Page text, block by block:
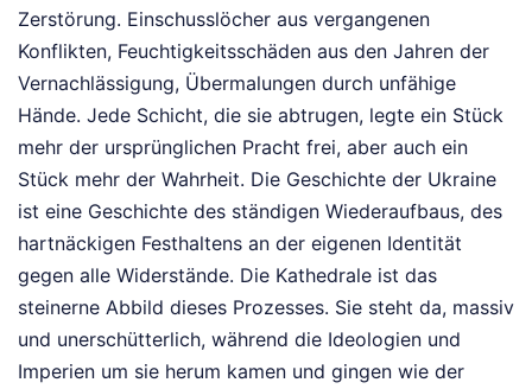
Zerstörung. Einschusslöcher aus vergangenen
Konflikten, Feuchtigkeitsschäden aus den Jahren der
Vernachlässigung, Übermalungen durch unfähige
Hände. Jede Schicht, die sie abtrugen, legte ein Stück
mehr der ursprünglichen Pracht frei, aber auch ein
Stück mehr der Wahrheit. Die Geschichte der Ukraine
ist eine Geschichte des ständigen Wiederaufbaus, des
hartnäckigen Festhaltens an der eigenen Identität
gegen alle Widerstände. Die Kathedrale ist das
steinerne Abbild dieses Prozesses. Sie steht da, massiv
und unerschütterlich, während die Ideologien und
Imperien um sie herum kamen und gingen wie der